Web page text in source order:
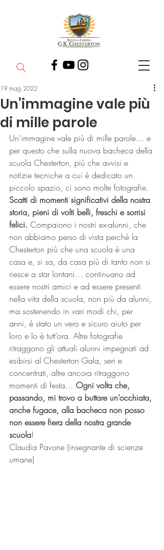
Un’immagine vale più
di mille parole
19 mag 2022
Un’immagine vale più di mille parole… e
per questo che sulla nuova bacheca della
scuola Chesterton, più che avvisi e
notizie tecniche a cui è dedicato un
piccolo spazio, ci sono molte fotografie.
Scatti di momenti significativi della nostra
storia, pieni di volti belli, freschi e sorrisi
felici. Compaiono i nostri ex-alunni, che
non abbiamo perso di vista perché la
Chesterton più che una scuola è una
casa e, si sa, da casa più di tanto non si
riesce a star lontani… continuano ad
essere nostri amici e ad essere presenti
nella vita della scuola, non più da alunni,
ma sostenendo in vari modi chi, per
anni, è stato un vero e sicuro aiuto per
loro e lo è tutt’ora. Altre fotografie
ritraggono gli attuali alunni impegnati ad
esibirsi al Chesterton Gala, seri e
concentrati, altre ancora ritraggono
momenti di festa… Ogni volta che,
passando, mi trovo a buttare un’occhiata,
anche fugace, alla bacheca non posso
non essere fiera della nostra grande
scuola!
Claudia Pavone (insegnante di scienze
umane)